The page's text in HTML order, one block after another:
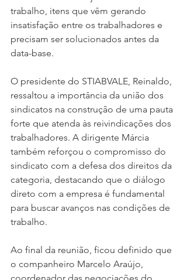
trabalho, itens que vêm gerando
insatisfação entre os trabalhadores e
precisam ser solucionados antes da
data-base.
O presidente do STIABVALE, Reinaldo,
ressaltou a importância da união dos
sindicatos na construção de uma pauta
forte que atenda às reivindicações dos
trabalhadores. A dirigente Márcia
também reforçou o compromisso do
sindicato com a defesa dos direitos da
categoria, destacando que o diálogo
direto com a empresa é fundamental
para buscar avanços nas condições de
trabalho.
Ao final da reunião, ficou definido que
o companheiro Marcelo Araújo,